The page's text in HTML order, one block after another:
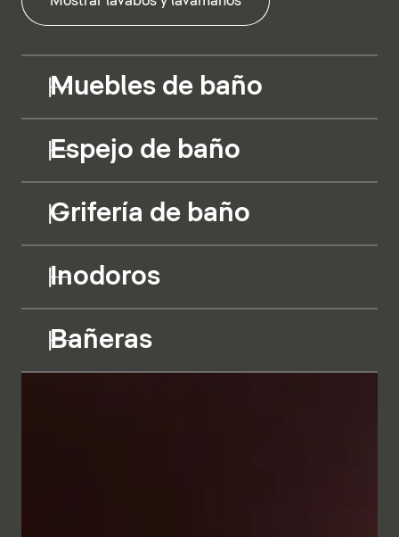
Muebles de baño
Espejo de baño
Grifería de baño
Inodoros
Bañeras